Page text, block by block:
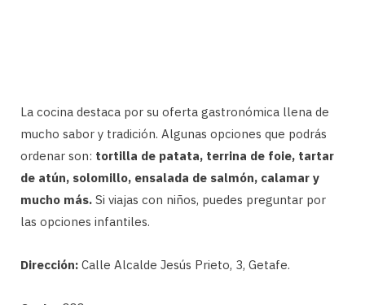
La cocina destaca por su oferta gastronómica llena de
mucho sabor y tradición. Algunas opciones que podrás
ordenar son: tortilla de patata, terrina de foie, tartar
de atún, solomillo, ensalada de salmón, calamar y
mucho más. Si viajas con niños, puedes preguntar por
las opciones infantiles.
Dirección: Calle Alcalde Jesús Prieto, 3, Getafe.